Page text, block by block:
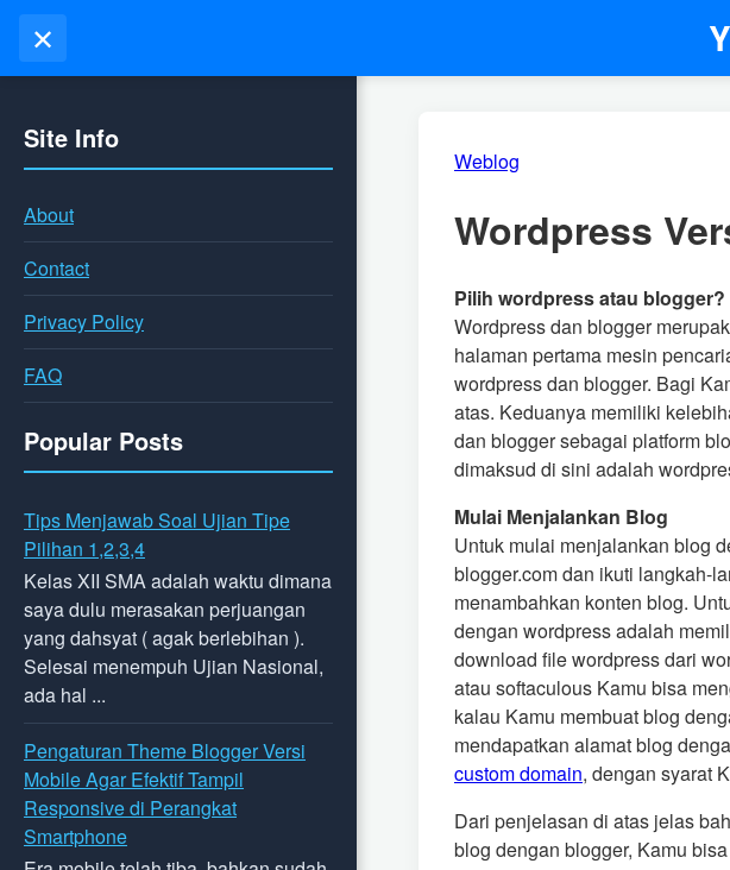
✕
Site Info
About
Contact
Privacy Policy
FAQ
Popular Posts
Tips Menjawab Soal Ujian Tipe
Pilihan 1,2,3,4
Kelas XII SMA adalah waktu dimana
saya dulu merasakan perjuangan
yang dahsyat ( agak berlebihan ).
Selesai menempuh Ujian Nasional,
ada hal ...
Pengaturan Theme Blogger Versi
Mobile Agar Efektif Tampil
Responsive di Perangkat
Smartphone
Weblog
Wordpress
Pilih wordpress atau blogger?
Wordpress dan blogger
halaman pertama mesin
wordpress dan blogger. Bagi
atas. Keduanya memiliki
dan blogger sebagai platform
dimaksud di sini adalah
Mulai Menjalankan Blog
Untuk mulai menjalankan blog
blogger.com dan ikuti langkah-
menambahkan konten blog.
dengan wordpress adalah
download file wordpress dari
atau softaculous Kamu bisa
kalau Kamu membuat blog
mendapatkan alamat blog
custom domain, dengan syarat
Dari penjelasan di atas jelas
blog dengan blogger, Kamu